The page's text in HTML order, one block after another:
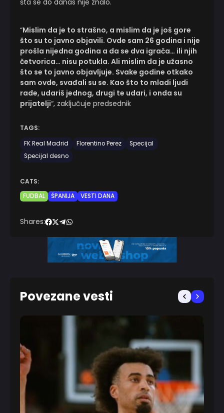
šta se do danas nije znalo.
“Mislim da je to strašno, a mislim da je još gore
što su to javno objavili. Ovde sam 26 godina i nije
prošla nijedna godina a da se dva igrača… ili njih
četvorica… nisu potukla. Ali mislim da je užasno
što se to javno objavljuje. Svake godine otkako
sam ovde, svađali su se. Kao što to mladi ljudi
rade, udariš jednog, drugi te udari, i onda su
prijatelji“, zaključuje predsednik
TAGS:
FK Real Madrid
Florentino Perez
Specijal
Specijal desno
CATS:
FUDBAL
ŠPANIJA VESTI DANA
Shares:
Povezane vesti